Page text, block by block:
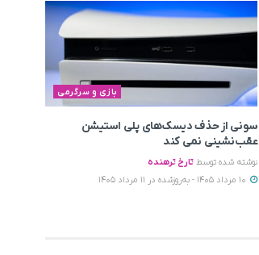
بازی و سرگرمی
سونی از حذف دیسک‌های پلی استیشن
عقب‌نشینی نمی‌ کند
نوشته شده توسط تارخ ترهنده